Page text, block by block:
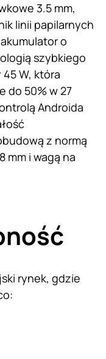
3.5 mm,
linii papilarnych
o
szybkiego
45 W, która
do 50% w 27
Androida
z normą
mm i wagą na
rynek, gdzie